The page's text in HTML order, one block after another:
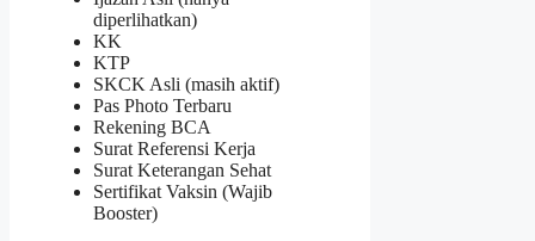
diperlihatkan)
KK
KTP
SKCK Asli (masih aktif)
Pas Photo Terbaru
Rekening BCA
Surat Referensi Kerja
Surat Keterangan Sehat
Sertifikat Vaksin (Wajib
Booster)